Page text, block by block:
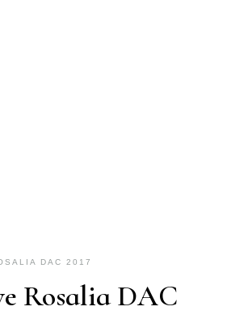
DAC 2017
Rosalia DAC